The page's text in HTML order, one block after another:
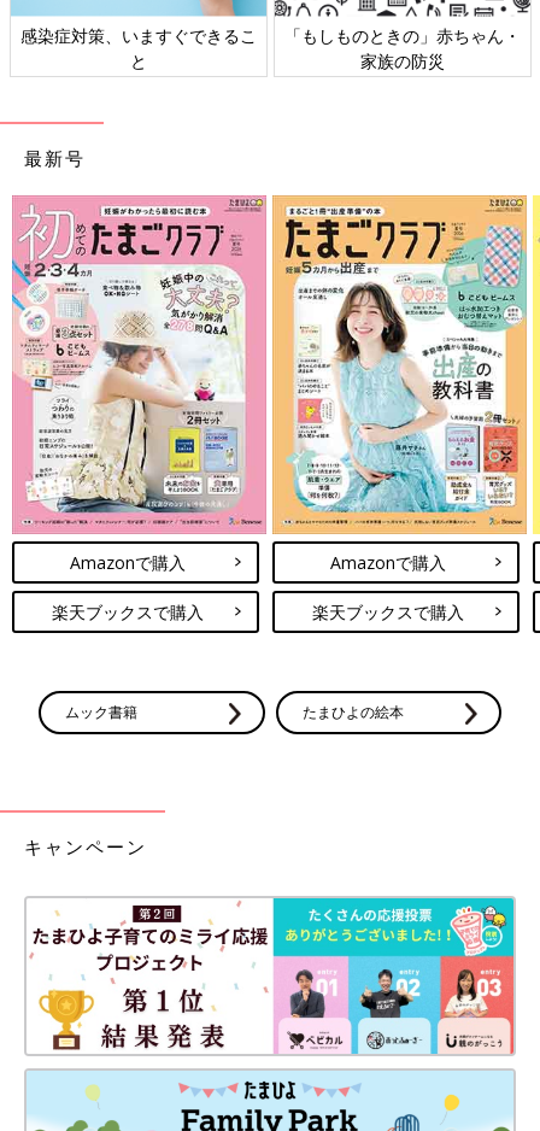
https://www.instagram.com/kaotan_8/
※この記事は「たまひよONLINE」で過去に公開されたもので
す。
感染症対策、いますぐできるこ
と
「もしものときの」赤ちゃん・
家族の防災
最新号
Amazonで購入
楽天ブックスで購入
Amazonで購入
楽天ブックスで購入
ムック書籍 たまひよの絵本
キャンペーン